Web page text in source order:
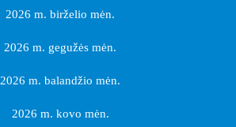
2026 m. birželio mėn.
2026 m. gegužės mėn.
2026 m. balandžio mėn.
2026 m. kovo mėn.